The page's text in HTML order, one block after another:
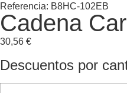
Referencia: B8HC-102EB
Cadena
30,56 €
Descuentos por